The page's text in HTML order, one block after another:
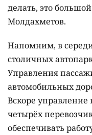
делать, это
Молдахметов.
Напомним, в
столичных
Управления
автомобильных
Вскоре управление
четырёх
обеспечивать